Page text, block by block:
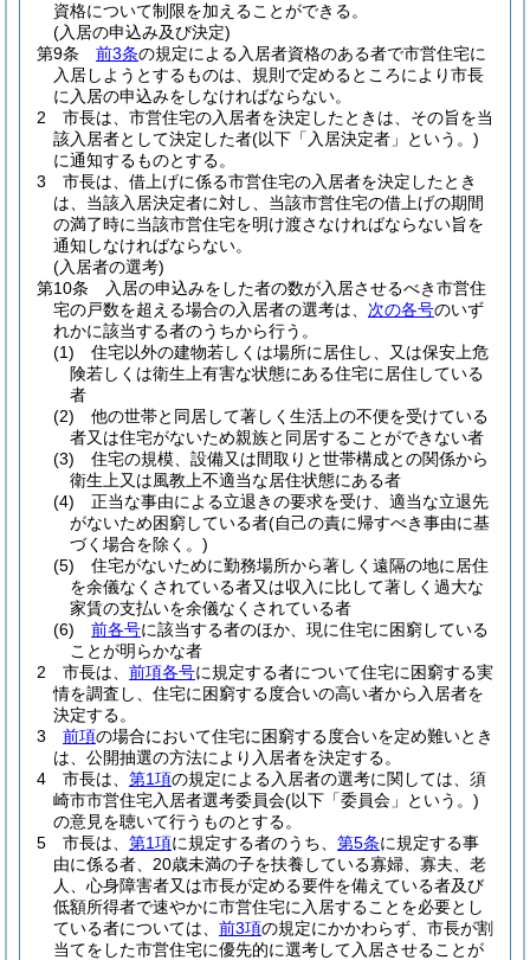
資格について制限を加えることができる。
(入居の申込み及び決定)
第9条
前3条の規定による入居者資格のある者で市営住宅に
入居しようとするものは、規則で定めるところにより市長
に入居の申込みをしなければならない。
2
市長は、市営住宅の入居者を決定したときは、その旨を当
該入居者として決定した者(以下「入居決定者」という。)
に通知するものとする。
3
市長は、借上げに係る市営住宅の入居者を決定したとき
は、当該入居決定者に対し、当該市営住宅の借上げの期間
の満了時に当該市営住宅を明け渡さなければならない旨を
通知しなければならない。
(入居者の選考)
第10条
入居の申込みをした者の数が入居させるべき市営住
宅の戸数を超える場合の入居者の選考は、 次の各号のいず
れかに該当する者のうちから行う。
(1)
住宅以外の建物若しくは場所に居住し、又は保安上危
険若しくは衛生上有害な状態にある住宅に居住している
者
(2)
他の世帯と同居して著しく生活上の不便を受けている
者又は住宅がないため親族と同居することができない者
(3)
住宅の規模、設備又は間取りと世帯構成との関係から
衛生上又は風教上不適当な居住状態にある者
(4)
正当な事由による立退きの要求を受け、適当な立退先
がないため困窮している者(自己の責に帰すべき事由に基
づく場合を除く。)
(5)
住宅がないために勤務場所から著しく遠隔の地に居住
を余儀なくされている者又は収入に比して著しく過大な
家賃の支払いを余儀なくされている者
(6)
前各号に該当する者のほか、現に住宅に困窮している
ことが明らかな者
2
市長は、 前項各号に規定する者について住宅に困窮する実
情を調査し、住宅に困窮する度合いの高い者から入居者を
決定する。
3
前項の場合において住宅に困窮する度合いを定め難いとき
は、公開抽選の方法により入居者を決定する。
4
市長は、 第1項の規定による入居者の選考に関しては、須
崎市市営住宅入居者選考委員会(以下「委員会」という。)
の意見を聴いて行うものとする。
5
市長は、 第1項に規定する者のうち、 第5条に規定する事
由に係る者、20歳未満の子を扶養している寡婦、寡夫、老
人、心身障害者又は市長が定める要件を備えている者及び
低額所得者で速やかに市営住宅に入居することを必要とし
ている者については、 前3項の規定にかかわらず、市長が割
当てをした市営住宅に優先的に選考して入居させることが